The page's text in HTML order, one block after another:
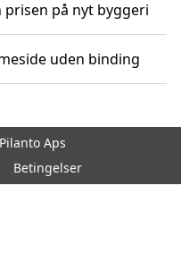
på nyt byggeri
uden binding
Aps
Betingelser